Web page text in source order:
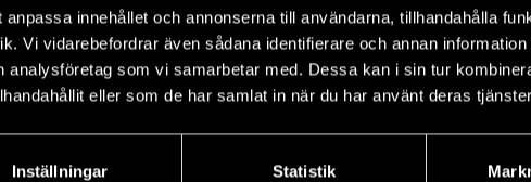
innehållet och annonserna till användarna, tillhandahålla
Vi vidarebefordrar även sådana identifierare och annan information
analysföretag som vi samarbetar med. Dessa kan i sin tur
eller som de har samlat in när du har använt deras
Inställningar Statistik